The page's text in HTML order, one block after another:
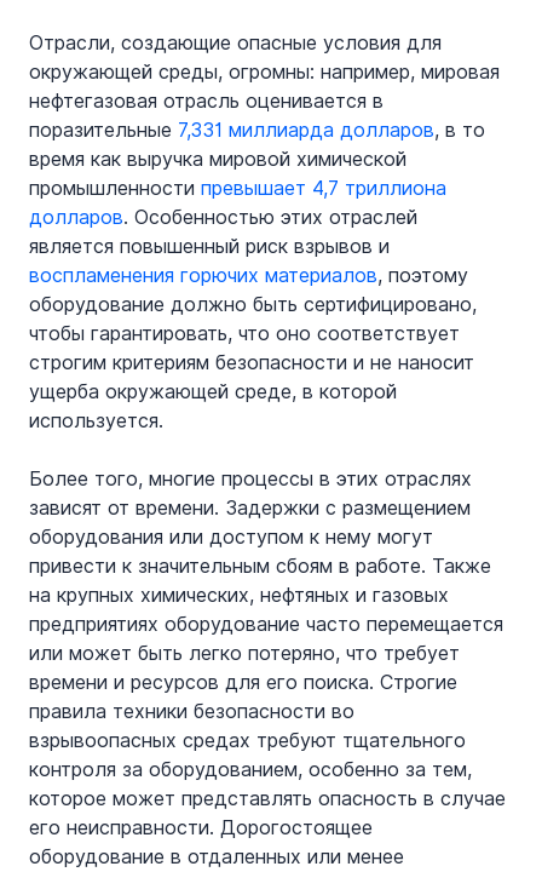
Отрасли, создающие опасные условия для
окружающей среды, огромны: например, мировая
нефтегазовая отрасль оценивается в
поразительные 7,331 миллиарда долларов, в то
время как выручка мировой химической
промышленности превышает 4,7 триллиона
долларов. Особенностью этих отраслей
является повышенный риск взрывов и
воспламенения горючих материалов, поэтому
оборудование должно быть сертифицировано,
чтобы гарантировать, что оно соответствует
строгим критериям безопасности и не наносит
ущерба окружающей среде, в которой
используется.
Более того, многие процессы в этих отраслях
зависят от времени. Задержки с размещением
оборудования или доступом к нему могут
привести к значительным сбоям в работе. Также
на крупных химических, нефтяных и газовых
предприятиях оборудование часто перемещается
или может быть легко потеряно, что требует
времени и ресурсов для его поиска. Строгие
правила техники безопасности во
взрывоопасных средах требуют тщательного
контроля за оборудованием, особенно за тем,
которое может представлять опасность в случае
его неисправности. Дорогостоящее
оборудование в отдаленных или менее